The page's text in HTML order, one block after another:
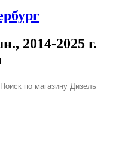
2014-2025 г.